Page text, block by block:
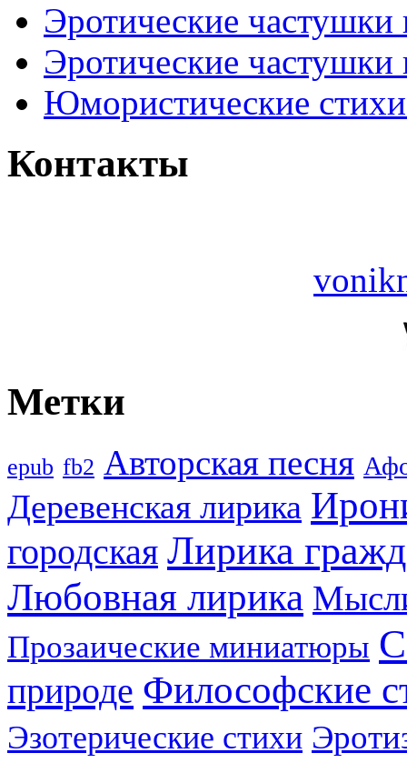
Эротические
Эротические
Юмористические
Контакты
Метки
epub fb2 Авторская песня
Деревенская лирика
городская Лирика
Любовная лирика
Прозаические миниатюры
природе Философские
Эзотерические стихи